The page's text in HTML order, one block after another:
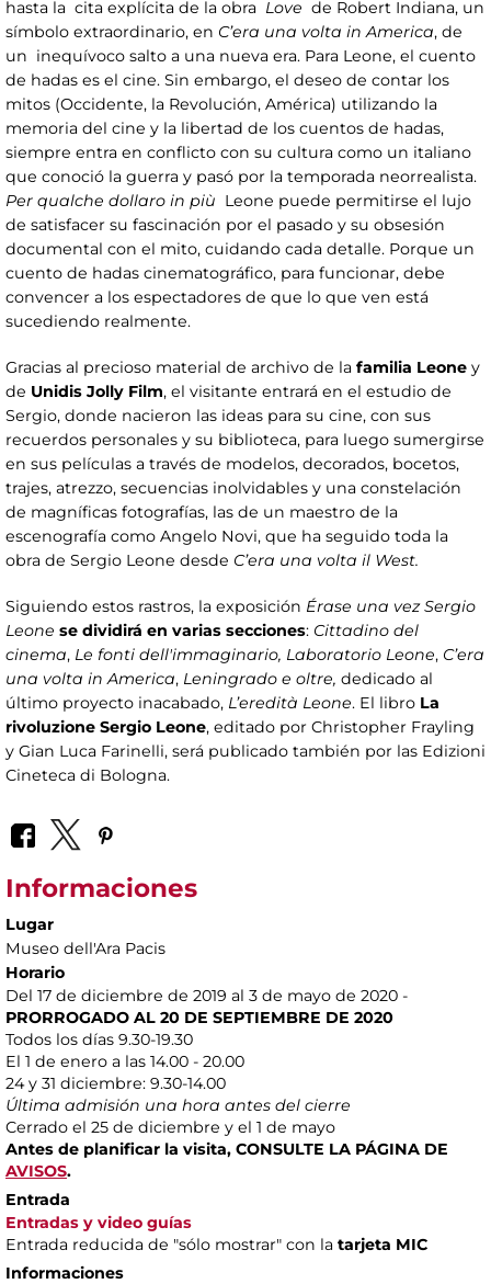
hasta la cita explícita de la obra Love de Robert Indiana, un
símbolo extraordinario, en C’era una volta in America, de
un inequívoco salto a una nueva era. Para Leone, el cuento
de hadas es el cine. Sin embargo, el deseo de contar los
mitos (Occidente, la Revolución, América) utilizando la
memoria del cine y la libertad de los cuentos de hadas,
siempre entra en conflicto con su cultura como un italiano
que conoció la guerra y pasó por la temporada neorrealista.
Per qualche dollaro in più Leone puede permitirse el lujo
de satisfacer su fascinación por el pasado y su obsesión
documental con el mito, cuidando cada detalle. Porque un
cuento de hadas cinematográfico, para funcionar, debe
convencer a los espectadores de que lo que ven está
sucediendo realmente.
Gracias al precioso material de archivo de la familia Leone y
de Unidis Jolly Film, el visitante entrará en el estudio de
Sergio, donde nacieron las ideas para su cine, con sus
recuerdos personales y su biblioteca, para luego sumergirse
en sus películas a través de modelos, decorados, bocetos,
trajes, atrezzo, secuencias inolvidables y una constelación
de magníficas fotografías, las de un maestro de la
escenografía como Angelo Novi, que ha seguido toda la
obra de Sergio Leone desde C’era una volta il West.
Siguiendo estos rastros, la exposición Érase una vez Sergio
Leone se dividirá en varias secciones: Cittadino del
cinema, Le fonti dell'immaginario, Laboratorio Leone, C’era
una volta in America, Leningrado e oltre, dedicado al
último proyecto inacabado, L’eredità Leone. El libro La
rivoluzione Sergio Leone, editado por Christopher Frayling
y Gian Luca Farinelli, será publicado también por las Edizioni
Cineteca di Bologna.
Informaciones
Lugar
Museo dell'Ara Pacis
Horario
Del 17 de diciembre de 2019 al 3 de mayo de 2020 -
PRORROGADO AL 20 DE SEPTIEMBRE DE 2020
Todos los días 9.30-19.30
El 1 de enero a las 14.00 - 20.00
24 y 31 diciembre: 9.30-14.00
Última admisión una hora antes del cierre
Cerrado el 25 de diciembre y el 1 de mayo
Antes de planificar la visita, CONSULTE LA PÁGINA DE
AVISOS.
Entrada
Entradas y video guías
Entrada reducida de "sólo mostrar" con la tarjeta MIC
Informaciones